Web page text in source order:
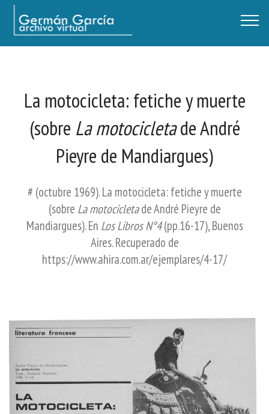
Germán García - Archivo Virtual / Centro Descartes, Buenos Aires
La motocicleta: fetiche y muerte
(sobre La motocicletade André
Pieyre de Mandiargues)
# (octubre 1969). La motocicleta: fetiche y muerte
(sobre La motocicletade André Pieyre de
Mandiargues). En Los Libros N°4(pp.16-17), Buenos
Aires. Recuperado de
https://www.ahira.com.ar/ejemplares/4-17/